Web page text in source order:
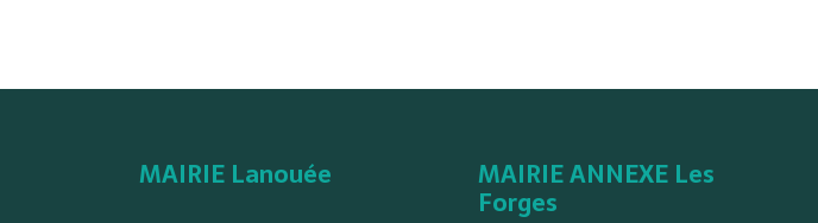
MAIRIE Lanouée MAIRIE ANNEXE Les
Forges